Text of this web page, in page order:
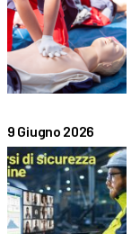
9 Giugno 2026